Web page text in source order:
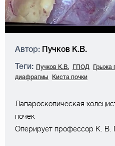
Автор: Пучков К.В.
Теги: Пучков К.В. ГПОД
Грыжа
диафрагмы
Киста почки
Лапароскопическая
почек
Оперирует профессор К. В.